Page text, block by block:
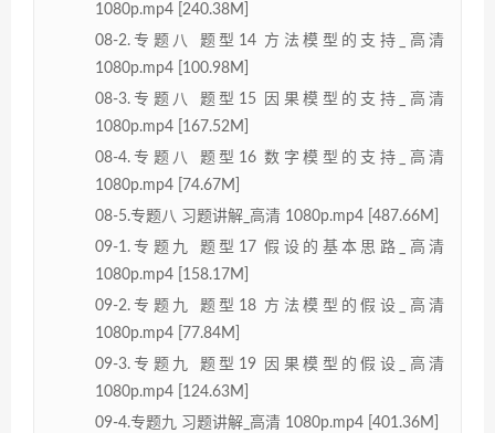
1080p.mp4 [240.38M]
08-2.专题八 题型14 方法模型的支持_高清
1080p.mp4 [100.98M]
08-3.专题八 题型15 因果模型的支持_高清
1080p.mp4 [167.52M]
08-4.专题八 题型16 数字模型的支持_高清
1080p.mp4 [74.67M]
08-5.专题八 习题讲解_高清 1080p.mp4 [487.66M]
09-1.专题九 题型17 假设的基本思路_高清
1080p.mp4 [158.17M]
09-2.专题九 题型18 方法模型的假设_高清
1080p.mp4 [77.84M]
09-3.专题九 题型19 因果模型的假设_高清
1080p.mp4 [124.63M]
09-4.专题九 习题讲解_高清 1080p.mp4 [401.36M]